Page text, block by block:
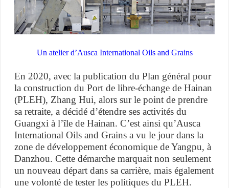
Un atelier d’Ausca International Oils and Grains
En 2020, avec la publication du Plan général pour
la construction du Port de libre-échange de Hainan
(PLEH), Zhang Hui, alors sur le point de prendre
sa retraite, a décidé d’étendre ses activités du
Guangxi à l’île de Hainan. C’est ainsi qu’Ausca
International Oils and Grains a vu le jour dans la
zone de développement économique de Yangpu, à
Danzhou. Cette démarche marquait non seulement
un nouveau départ dans sa carrière, mais également
une volonté de tester les politiques du PLEH.